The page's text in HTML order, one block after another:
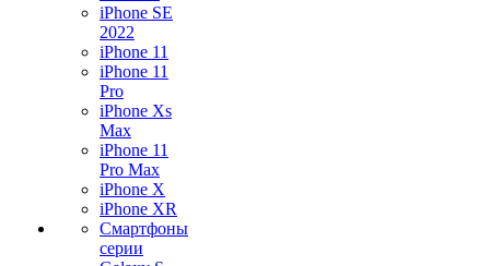
iPhone SE
2022
iPhone 11
iPhone 11
Pro
iPhone Xs
Max
iPhone 11
Pro Max
iPhone X
iPhone XR
Смартфоны
серии